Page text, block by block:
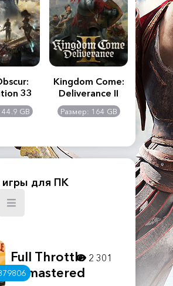
33
GB
Kingdom Come:
Deliverance II
Размер: 164 GB
The
для ПК
Full Throttle
Remastered
2 301